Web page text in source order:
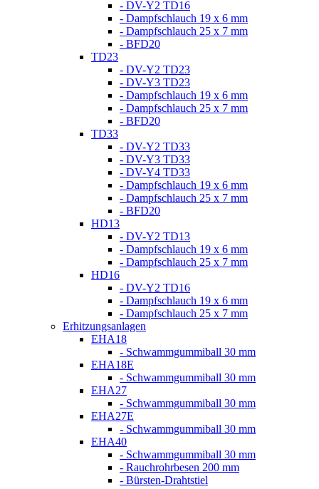
- DV-Y2 TD16
- Dampfschlauch 19 x 6 mm
- Dampfschlauch 25 x 7 mm
- BFD20
TD23
- DV-Y2 TD23
- DV-Y3 TD23
- Dampfschlauch 19 x 6 mm
- Dampfschlauch 25 x 7 mm
- BFD20
TD33
- DV-Y2 TD33
- DV-Y3 TD33
- DV-Y4 TD33
- Dampfschlauch 19 x 6 mm
- Dampfschlauch 25 x 7 mm
- BFD20
HD13
- DV-Y2 TD13
- Dampfschlauch 19 x 6 mm
- Dampfschlauch 25 x 7 mm
HD16
- DV-Y2 TD16
- Dampfschlauch 19 x 6 mm
- Dampfschlauch 25 x 7 mm
Erhitzungsanlagen
EHA18
- Schwammgummiball 30 mm
EHA18E
- Schwammgummiball 30 mm
EHA27
- Schwammgummiball 30 mm
EHA27E
- Schwammgummiball 30 mm
EHA40
- Schwammgummiball 30 mm
- Rauchrohrbesen 200 mm
- Bürsten-Drahtstiel